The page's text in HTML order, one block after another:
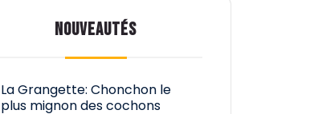
NOUVEAUTÉS
La Grangette: Chonchon le
plus mignon des cochons